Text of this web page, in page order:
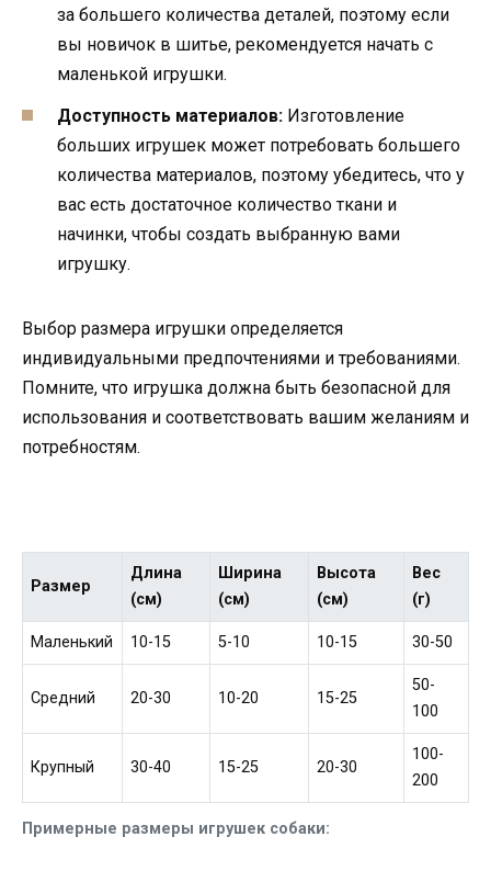
за большего количества деталей, поэтому если
вы новичок в шитье, рекомендуется начать с
маленькой игрушки.
Доступность материалов: Изготовление
больших игрушек может потребовать большего
количества материалов, поэтому убедитесь, что у
вас есть достаточное количество ткани и
начинки, чтобы создать выбранную вами
игрушку.
Выбор размера игрушки определяется
индивидуальными предпочтениями и требованиями.
Помните, что игрушка должна быть безопасной для
использования и соответствовать вашим желаниям и
потребностям.
Примерные размеры игрушек собаки:
Размер
Длина
(см)
Ширина
(см)
Высота
(см)
Вес
(г)
Маленький 10-15 5-10 10-15 30-50
Средний 20-30 10-20 15-25
50-
100
Крупный 30-40 15-25 20-30
100-
200